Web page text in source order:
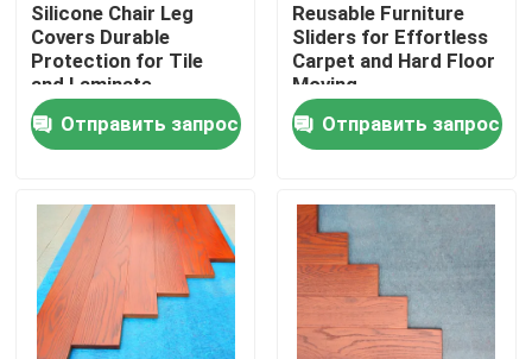
Домой
Продукты
О нас
Экскурсия по заводу
Silicone Chair Leg
Covers Durable
Protection for Tile
and Laminate
Отправить запрос
Reusable Furniture
Sliders for Effortless
Carpet and Hard Floor
Moving
Отправить запрос